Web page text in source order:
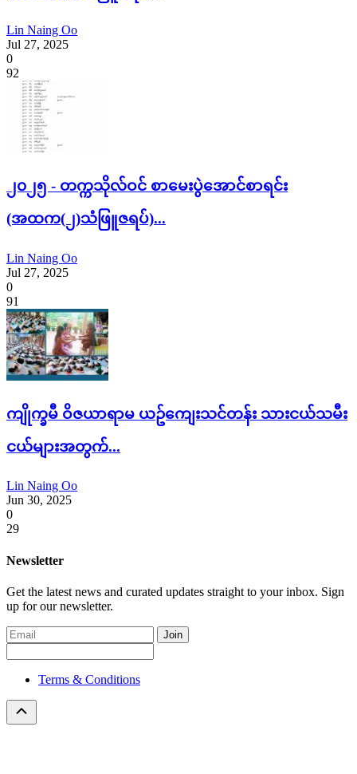
Lin Naing Oo
Jul 27, 2025
0
92
၂၀၂၅ - တက္ကသိုလ်ဝင် စာမေးပွဲအောင်စာရင်း
(အထက(၂)သံဖြူဇရပ်)...
Lin Naing Oo
Jul 27, 2025
0
91
ကျိုက္ခမီ ဝိဇယာရာမ ယဥ်ကျေးသင်တန်း သားငယ်သမီး
ငယ်များအတွက်...
Lin Naing Oo
Jun 30, 2025
0
29
Newsletter
Get the latest news and curated updates straight to your inbox. Sign
up for our newsletter.
Join
Terms & Conditions